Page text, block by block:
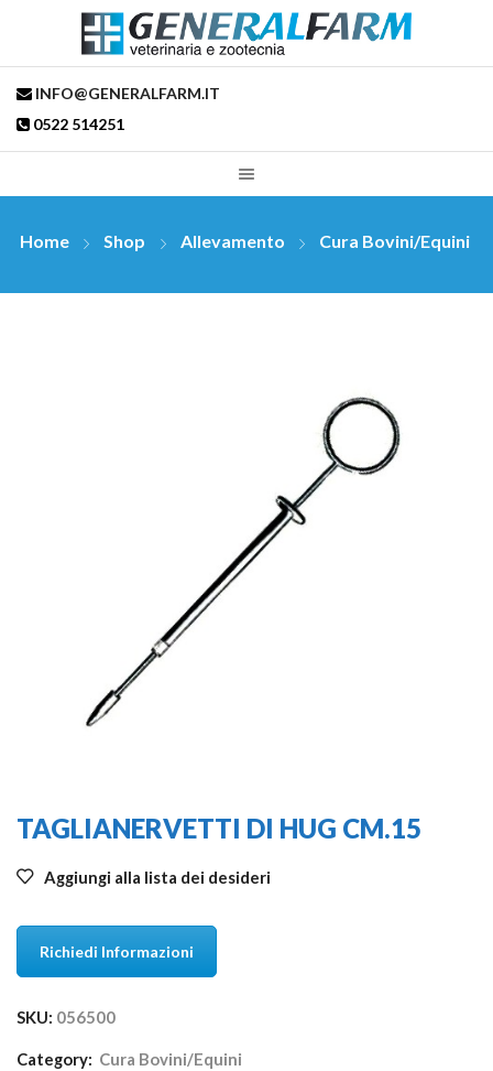
INFO@GENERALFARM.IT
0522 514251
Home Shop Allevamento Cura Bovini/Equini
TAGLIANERVETTI DI HUG CM.15
Aggiungi alla lista dei desideri
Richiedi Informazioni
SKU: 056500
Category: Cura Bovini/Equini